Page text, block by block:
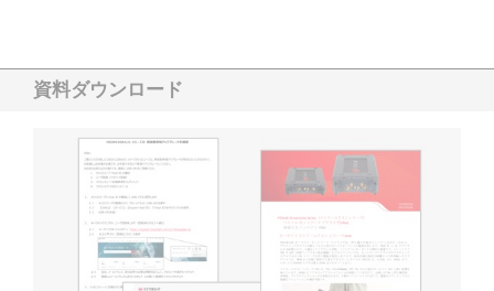
資料ダウンロード